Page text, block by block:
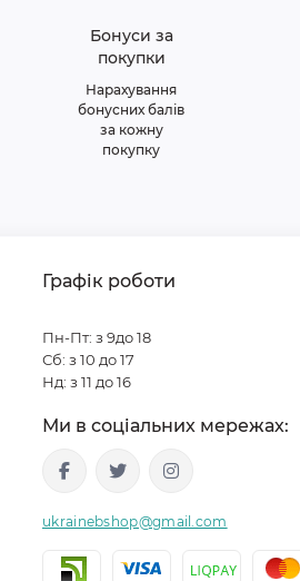
Бонуси за
покупки
Нарахування
бонусних балів
за кожну
покупку
Графік роботи
Пн-Пт: з 9до 18
Сб: з 10 до 17
Нд: з 11 до 16
Ми в соціальних мережах:
ukrainebshop@gmail.com